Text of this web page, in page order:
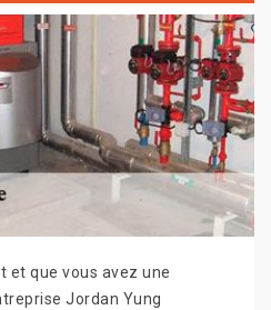
et que vous avez une
Jordan Yung